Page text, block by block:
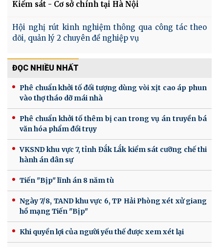
Kiểm sát - Cơ sở chính tại Hà Nội
Hội nghị rút kinh nghiệm thông qua công tác theo
dõi, quản lý 2 chuyên đề nghiệp vụ
ĐỌC NHIỀU NHẤT
Phê chuẩn khởi tố đối tượng dùng vòi xịt cao áp phun
vào thợ tháo dỡ mái nhà
Phê chuẩn khởi tố thêm bị can trong vụ án truyền bá
văn hóa phẩm đồi trụy
VKSND khu vực 7, tỉnh Đắk Lắk kiểm sát cưỡng chế thi
hành án dân sự
Tiến "Bịp" lĩnh án 8 năm tù
Ngày 7/8, TAND khu vực 6, TP Hải Phòng xét xử giang
hồ mạng Tiến "Bịp"
Khi quyền lợi của người yếu thế được xem xét lại